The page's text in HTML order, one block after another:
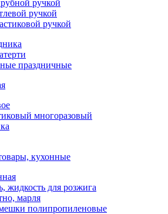
ручкой
ручкой
ручкой
праздничные
многоразовый
кухонные
жидкость для розжига
марля
полипропиленовые